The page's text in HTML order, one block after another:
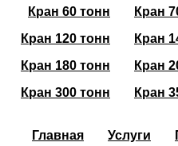
Кран 60 тонн
Кран
Кран 120 тонн
Кран
Кран 180 тонн
Кран
Кран 300 тонн
Кран
Главная Услуги